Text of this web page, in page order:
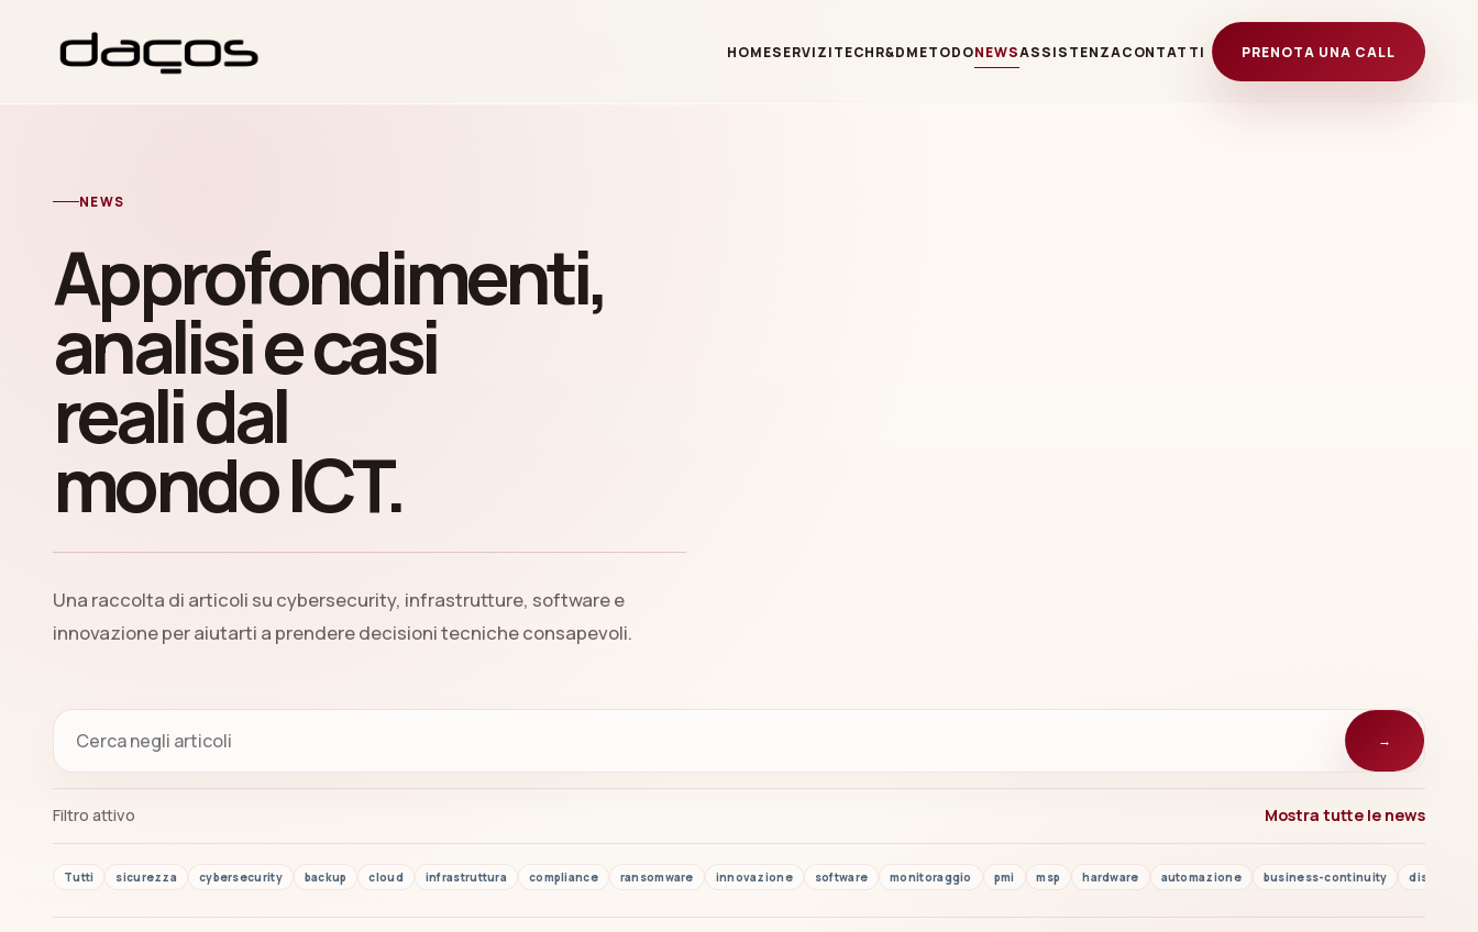
HOMESERVIZITECHR&DMETODONEWSASSISTENZACONTATTI PRENOTA UNA CALL
NEWS
Approfondimenti,
analisi e casi
reali dal
mondo ICT.
Una raccolta di articoli su cybersecurity, infrastrutture, software e
innovazione per aiutarti a prendere decisioni tecniche consapevoli.
→
Filtro attivo Mostra tutte le news
Tutti sicurezza cybersecurity backup cloud infrastruttura compliance ransomware innovazione software monitoraggio pmi msp hardware automazione business-continuity disaster